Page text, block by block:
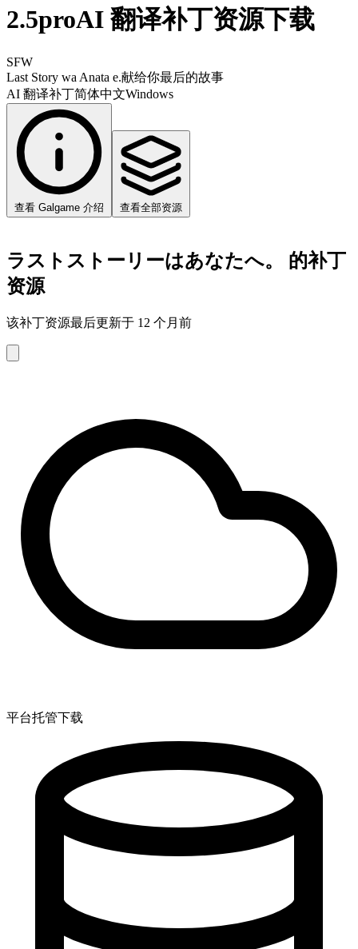
2.5proAI 翻译补丁资源下载
SFW
Last Story wa Anata e.献给你最后的故事
AI 翻译补丁简体中文Windows
查看 Galgame 介绍 查看全部资源
ラストストーリーはあなたへ。 的补丁
资源
该补丁资源最后更新于 12 个月前
平台托管下载